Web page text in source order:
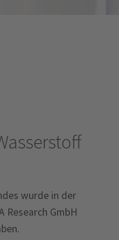
wurde in der
Research GmbH